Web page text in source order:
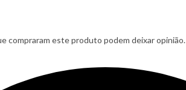
compraram este produto podem deixar opinião.